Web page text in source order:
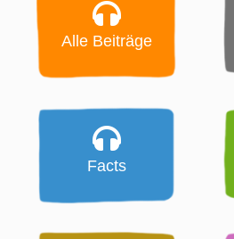
Alle Beiträge
Facts